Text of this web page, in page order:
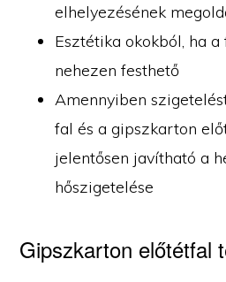
elhelyezésének
Esztétika okokból, ha
nehezen festhető
Amennyiben
fal és a gipszkarton
jelentősen javítható a
hőszigetelése
Gipszkarton előtétfal